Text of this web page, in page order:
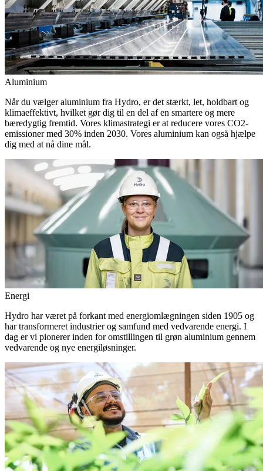
Aluminium
Når du vælger aluminium fra Hydro, er det stærkt, let, holdbart og
klimaeffektivt, hvilket gør dig til en del af en smartere og mere
bæredygtig fremtid. Vores klimastrategi er at reducere vores CO2-
emissioner med 30% inden 2030. Vores aluminium kan også hjælpe
dig med at nå dine mål.
Energi
Hydro har været på forkant med energiomlægningen siden 1905 og
har transformeret industrier og samfund med vedvarende energi. I
dag er vi pionerer inden for omstillingen til grøn aluminium gennem
vedvarende og nye energiløsninger.